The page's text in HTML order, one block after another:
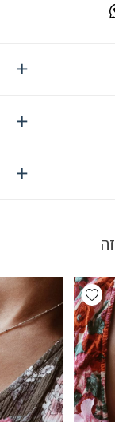
Add wishlist